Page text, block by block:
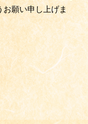
お願い申し上げま